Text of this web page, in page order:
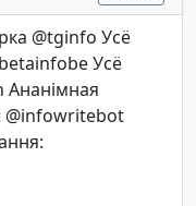
@tginfo Усё
Усё
Ананімная
@infowritebot